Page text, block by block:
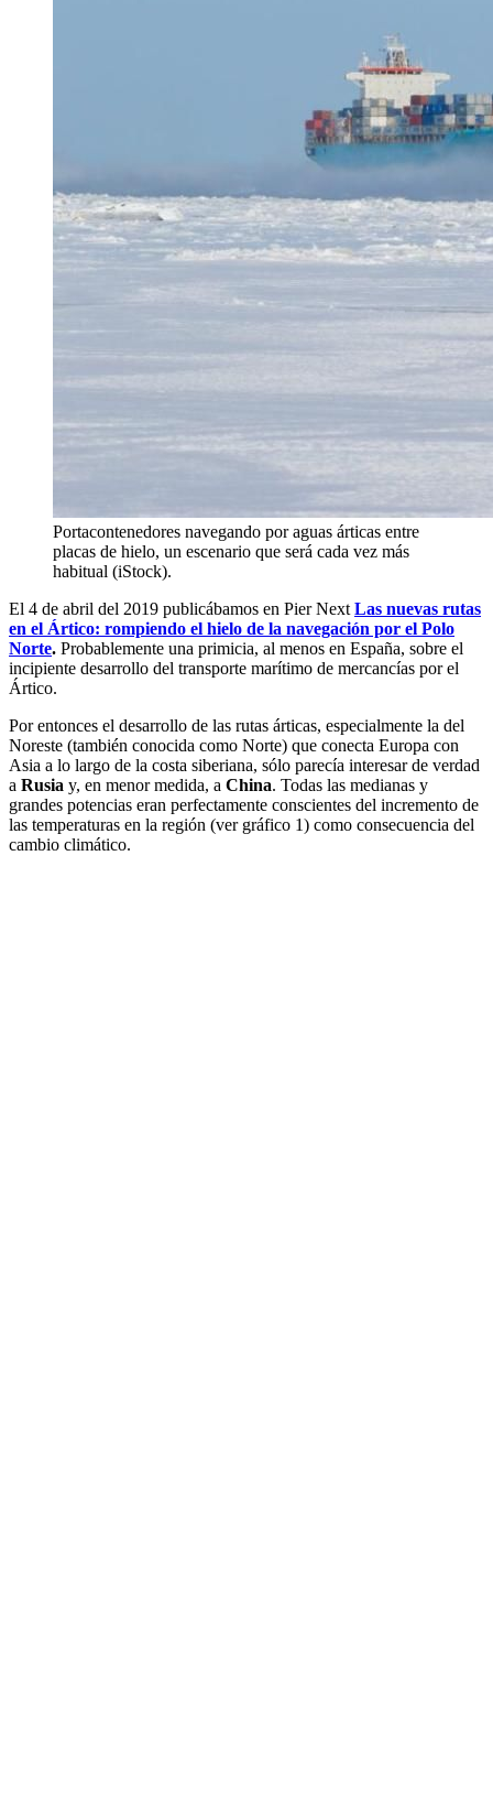
Portacontenedores navegando por aguas árticas entre
placas de hielo, un escenario que será cada vez más
habitual (iStock).
El 4 de abril del 2019 publicábamos en Pier Next Las nuevas rutas
en el Ártico: rompiendo el hielo de la navegación por el Polo
Norte. Probablemente una primicia, al menos en España, sobre el
incipiente desarrollo del transporte marítimo de mercancías por el
Ártico.
Por entonces el desarrollo de las rutas árticas, especialmente la del
Noreste (también conocida como Norte) que conecta Europa con
Asia a lo largo de la costa siberiana, sólo parecía interesar de verdad
a Rusia y, en menor medida, a China. Todas las medianas y
grandes potencias eran perfectamente conscientes del incremento de
las temperaturas en la región (ver gráfico 1) como consecuencia del
cambio climático.